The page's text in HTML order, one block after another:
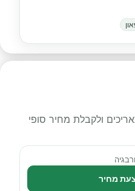
ולקבלת מחיר סופי
מחיר